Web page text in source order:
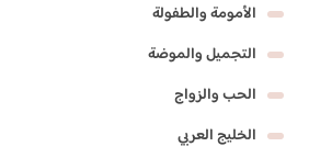
الأمومة والطفولة
التجميل والموضة
الحب والزواج
الخليج العربي